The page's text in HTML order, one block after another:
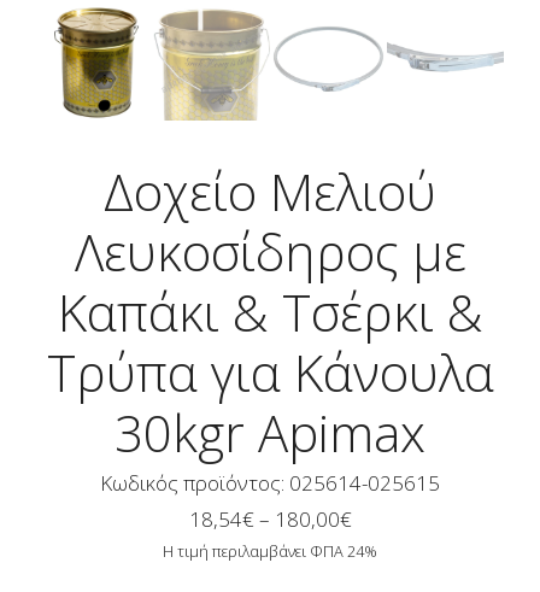
Δοχείο Μελιού
Λευκοσίδηρος με
Καπάκι & Τσέρκι &
Τρύπα για Κάνουλα
30kgr Apimax
Κωδικός προϊόντος: 025614-025615
18,54€– 180,00€Price
range:
Η τιμή περιλαμβάνει ΦΠΑ 24%